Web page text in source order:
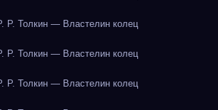
Р. Толкин — Властелин колец
Р. Толкин — Властелин колец
Р. Толкин — Властелин колец